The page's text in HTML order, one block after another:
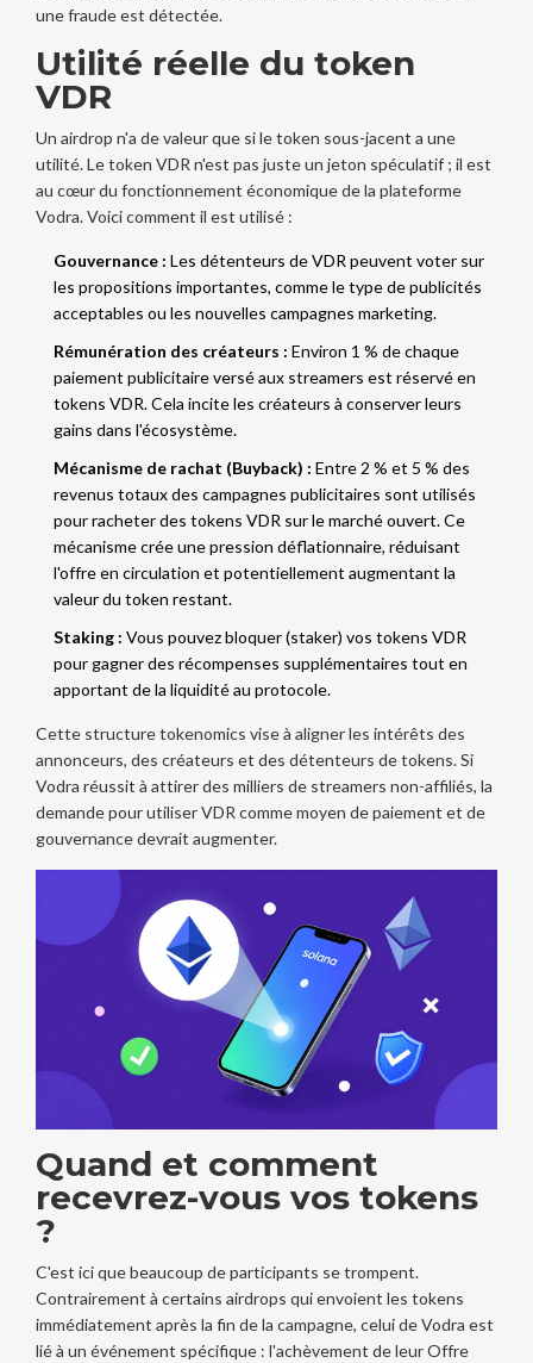
une fraude est détectée.
Utilité réelle du token
VDR
Un airdrop n'a de valeur que si le token sous-jacent a une
utilité. Le token VDR n'est pas juste un jeton spéculatif ; il est
au cœur du fonctionnement économique de la plateforme
Vodra. Voici comment il est utilisé :
Gouvernance : Les détenteurs de VDR peuvent voter sur
les propositions importantes, comme le type de publicités
acceptables ou les nouvelles campagnes marketing.
Rémunération des créateurs : Environ 1 % de chaque
paiement publicitaire versé aux streamers est réservé en
tokens VDR. Cela incite les créateurs à conserver leurs
gains dans l'écosystème.
Mécanisme de rachat (Buyback) : Entre 2 % et 5 % des
revenus totaux des campagnes publicitaires sont utilisés
pour racheter des tokens VDR sur le marché ouvert. Ce
mécanisme crée une pression déflationnaire, réduisant
l'offre en circulation et potentiellement augmentant la
valeur du token restant.
Staking : Vous pouvez bloquer (staker) vos tokens VDR
pour gagner des récompenses supplémentaires tout en
apportant de la liquidité au protocole.
Cette structure tokenomics vise à aligner les intérêts des
annonceurs, des créateurs et des détenteurs de tokens. Si
Vodra réussit à attirer des milliers de streamers non-affiliés, la
demande pour utiliser VDR comme moyen de paiement et de
gouvernance devrait augmenter.
Quand et comment
recevrez-vous vos tokens
?
C'est ici que beaucoup de participants se trompent.
Contrairement à certains airdrops qui envoient les tokens
immédiatement après la fin de la campagne, celui de Vodra est
lié à un événement spécifique : l'achèvement de leur Offre